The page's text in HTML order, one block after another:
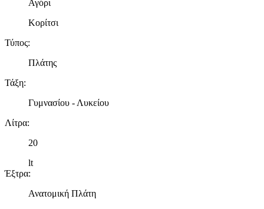
Αγόρι
Κορίτσι
Τύπος:
Πλάτης
Τάξη:
Γυμνασίου - Λυκείου
Λίτρα:
20
lt
Έξτρα:
Ανατομική Πλάτη